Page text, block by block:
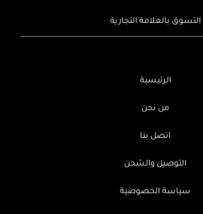
التسوق بالعلامة التجارية
الرئيسية
من نحن
اتصل بنا
التوصيل والشحن
سياسة الخصوصية